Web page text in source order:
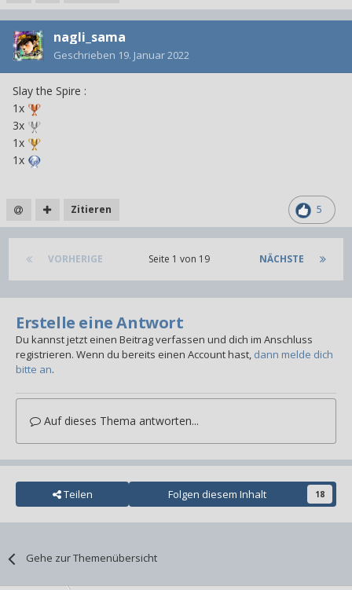
nagli_sama
Geschrieben 19. Januar 2022
Slay the Spire :
1x
3x
1x
1x
5
Zitieren
VORHERIGE NÄCHSTE
Seite 1 von 19
Erstelle eine Antwort
Du kannst jetzt einen Beitrag verfassen und dich im Anschluss
registrieren. Wenn du bereits einen Account hast, dann melde dich
bitte an.
Auf dieses Thema antworten...
Teilen Folgen diesem Inhalt 18
Gehe zur Themenübersicht